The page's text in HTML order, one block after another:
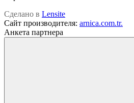
Сделано в Lensite
Сайт производителя: arnica.com.tr.
Анкета партнера